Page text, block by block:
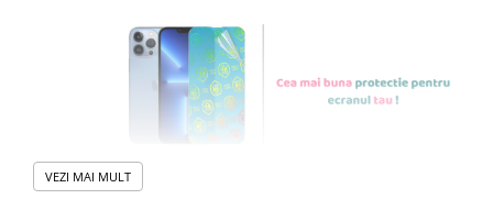
VEZI MAI MULT